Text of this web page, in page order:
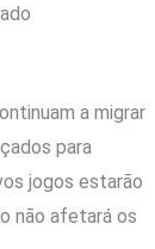
a migrar
para
jogos estarão
não afetará os